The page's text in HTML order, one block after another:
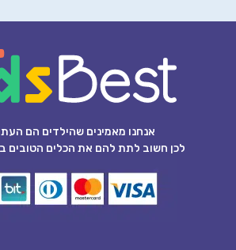
אנחנו מאמינים שהילדים הם
לכן חשוב לתת להם את הכלים הטובים